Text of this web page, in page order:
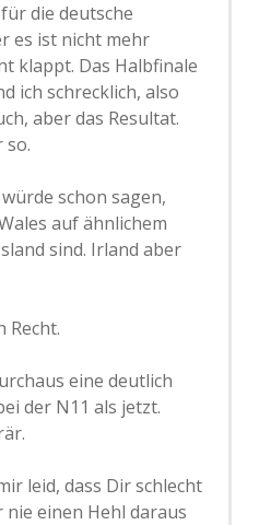
die deutsche
es ist nicht mehr
klappt. Das Halbfinale
ich schrecklich, also
aber das Resultat.
so.
schon sagen,
auf ähnlichem
sind. Irland aber
Recht.
eine deutlich
der N11 als jetzt.
leid, dass Dir schlecht
einen Hehl daraus